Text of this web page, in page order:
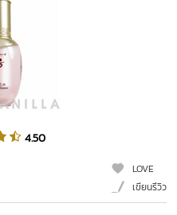
4.50
LOVE
เขียนรีวิว